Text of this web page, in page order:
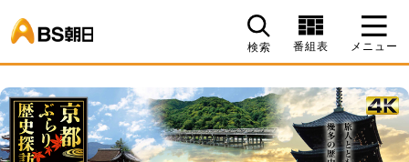
検索 番組表 メニュー